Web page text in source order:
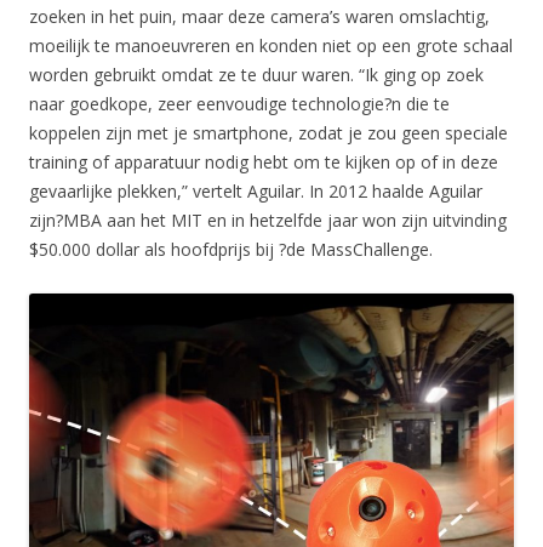
zoeken in het puin, maar deze camera’s waren omslachtig,
moeilijk te manoeuvreren en konden niet op een grote schaal
worden gebruikt omdat ze te duur waren. “Ik ging op zoek
naar goedkope, zeer eenvoudige technologie?n die te
koppelen zijn met je smartphone, zodat je zou geen speciale
training of apparatuur nodig hebt om te kijken op of in deze
gevaarlijke plekken,” vertelt Aguilar. In 2012 haalde Aguilar
zijn?MBA aan het MIT en in hetzelfde jaar won zijn uitvinding
$50.000 dollar als hoofdprijs bij ?de MassChallenge.